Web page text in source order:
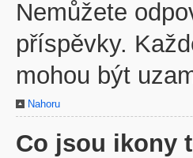
Nemůžete
příspěvky.
mohou být
Nahoru
Co jsou ikony